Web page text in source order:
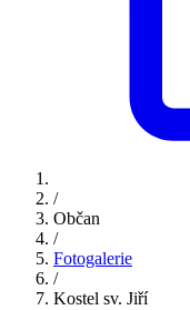
/
Občan
/
Fotogalerie
/
Kostel sv. Jiří